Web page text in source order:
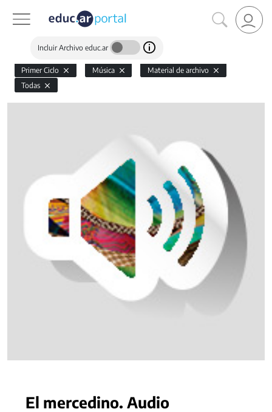
Incluir Archivo educ.ar
Primer Ciclo Música
Material de archivo
Todas
El mercedino. Audio